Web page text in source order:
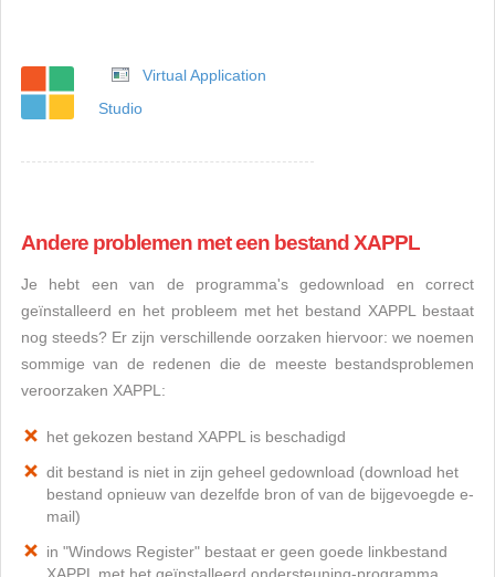
Virtual Application
Studio
Andere problemen met een bestand XAPPL
Je hebt een van de programma's gedownload en correct
geïnstalleerd en het probleem met het bestand XAPPL bestaat
nog steeds? Er zijn verschillende oorzaken hiervoor: we noemen
sommige van de redenen die de meeste bestandsproblemen
veroorzaken XAPPL:
het gekozen bestand XAPPL is beschadigd
dit bestand is niet in zijn geheel gedownload (download het
bestand opnieuw van dezelfde bron of van de bijgevoegde e-
mail)
in "Windows Register" bestaat er geen goede linkbestand